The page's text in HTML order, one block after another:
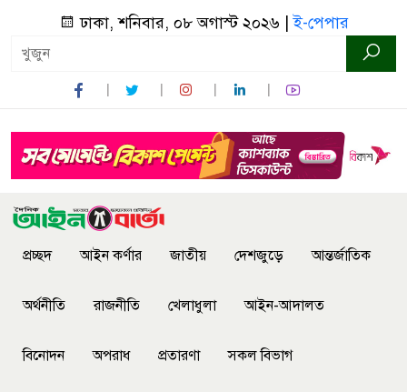
ঢাকা, শনিবার, ০৮ অগাস্ট ২০২৬ |ই-পেপার
প্রচ্ছদ আইন কর্ণার জাতীয় দেশজুড়ে আন্তর্জাতিক
অর্থনীতি রাজনীতি খেলাধুলা আইন-আদালত
বিনোদন অপরাধ প্রতারণা সকল বিভাগ